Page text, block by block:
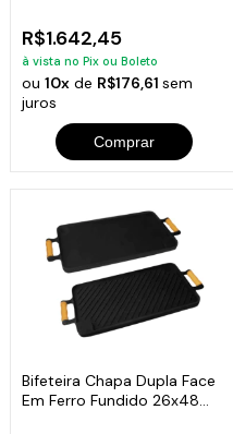
R$1.642,45
à vista no Pix ou Boleto
ou10x de R$176,61sem
juros
Comprar
Bifeteira Chapa Dupla Face
Em Ferro Fundido 26x48